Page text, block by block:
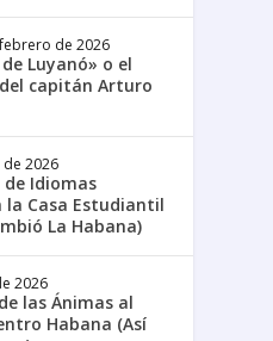
de 2026
Luyanó» o el
capitán Arturo
2026
de Idiomas
la Casa Estudiantil
La Habana)
2026
las Ánimas al
Habana (Así